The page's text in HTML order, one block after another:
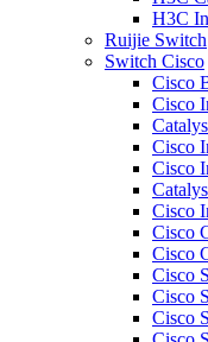
H3C
Ruijie Switch
Switch Cisco
Cisco
Cisco
Cisco
Cisco
Cisco
Cisco
Cisco
Cisco
Cisco
Cisco